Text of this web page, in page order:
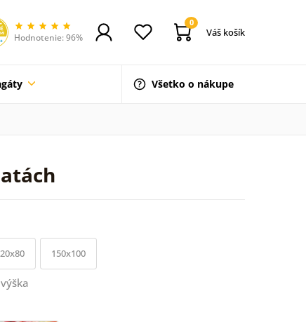
Hodnotenie: 96%
0
Váš košík
Všetko o nákupe
150x100